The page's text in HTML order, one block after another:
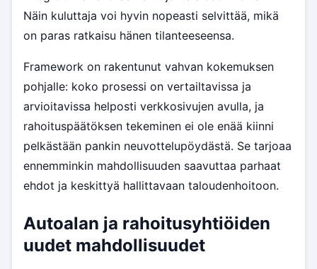
Näin kuluttaja voi hyvin nopeasti selvittää, mikä
on paras ratkaisu hänen tilanteeseensa.
Framework on rakentunut vahvan kokemuksen
pohjalle: koko prosessi on vertailtavissa ja
arvioitavissa helposti verkkosivujen avulla, ja
rahoituspäätöksen tekeminen ei ole enää kiinni
pelkästään pankin neuvottelupöydästä. Se tarjoaa
ennemminkin mahdollisuuden saavuttaa parhaat
ehdot ja keskittyä hallittavaan taloudenhoitoon.
Autoalan ja rahoitusyhtiöiden
uudet mahdollisuudet